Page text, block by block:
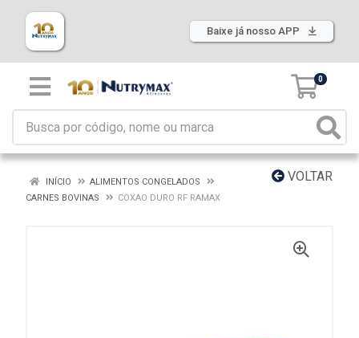
Baixe já nosso APP
0
VOLTAR
INÍCIO
ALIMENTOS CONGELADOS
CARNES BOVINAS
COXAO DURO RF RAMAX